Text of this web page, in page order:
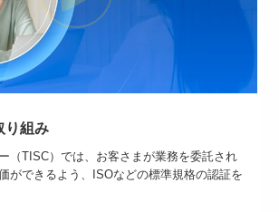
り組み
（TISC）では、お客さまが業務を委託され
ができるよう、ISOなどの標準規格の認証を